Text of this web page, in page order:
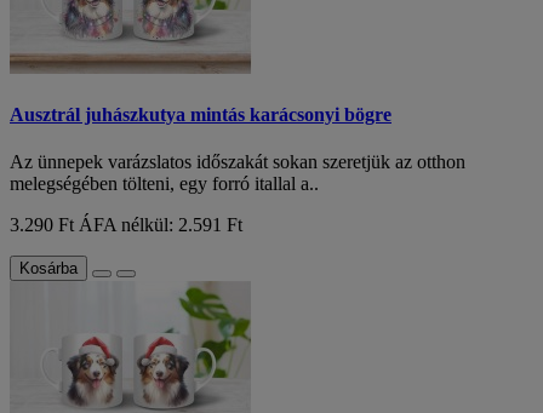
Ausztrál juhászkutya mintás karácsonyi bögre
Az ünnepek varázslatos időszakát sokan szeretjük az otthon
melegségében tölteni, egy forró itallal a..
3.290 FtÁFA nélkül: 2.591 Ft
Kosárba